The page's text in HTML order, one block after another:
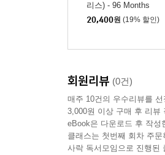
리스) - 96 Months
20,400원 (19% 할인)
회원리뷰 (0건)
매주 10건의 우수리뷰를
3,000원 이상 구매 후 리뷰
eBook은 다운로드 후 작
클래스는 첫번째 회차 주
사락 독서모임으로 진행된